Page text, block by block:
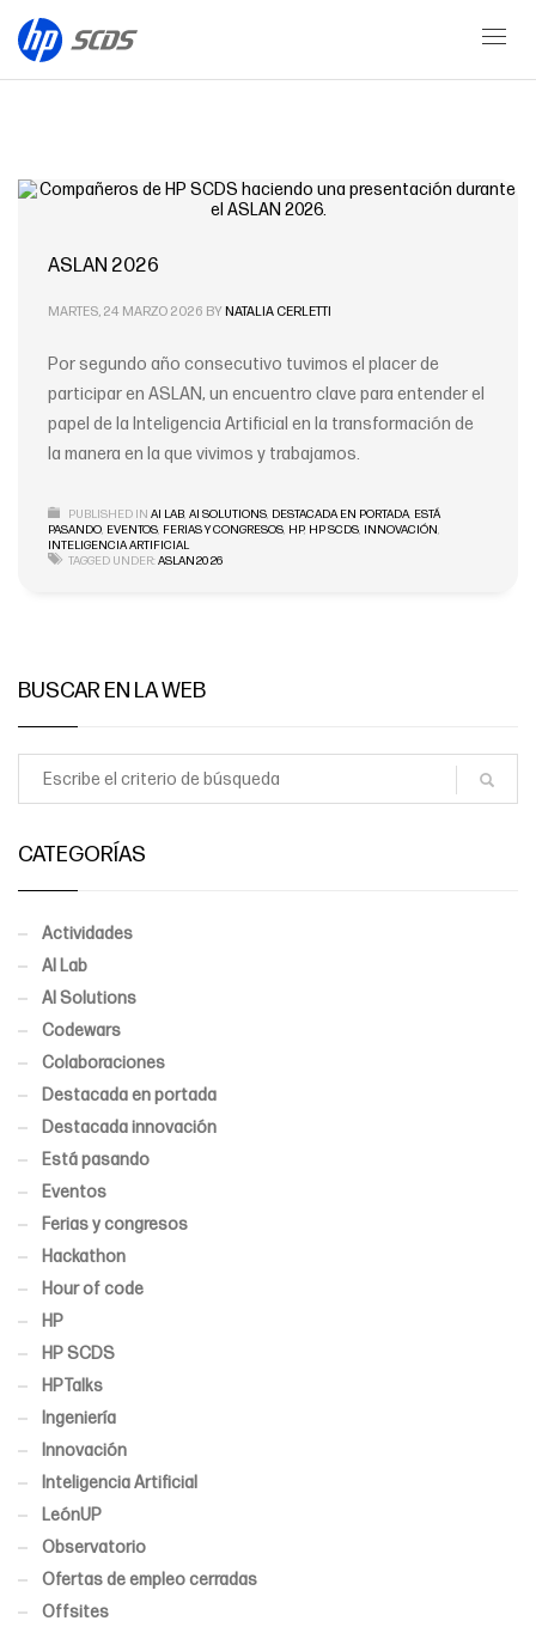
ASLAN2026
ASLAN 2026
MARTES, 24 MARZO 2026 BYNATALIA CERLETTI
Por segundo año consecutivo tuvimos el placer de
participar en ASLAN, un encuentro clave para entender el
papel de la Inteligencia Artificial en la transformación de
la manera en la que vivimos y trabajamos.
PUBLISHED IN AI LAB, AI SOLUTIONS, DESTACADA EN PORTADA, ESTÁ
PASANDO, EVENTOS, FERIAS Y CONGRESOS, HP, HP SCDS, INNOVACIÓN,
INTELIGENCIA ARTIFICIAL
TAGGED UNDER:ASLAN2026
BUSCAR EN LA WEB
CATEGORÍAS
Actividades
AI Lab
AI Solutions
Codewars
Colaboraciones
Destacada en portada
Destacada innovación
Está pasando
Eventos
Ferias y congresos
Hackathon
Hour of code
HP
HP SCDS
HPTalks
Ingeniería
Innovación
Inteligencia Artificial
LeónUP
Observatorio
Ofertas de empleo cerradas
Offsites